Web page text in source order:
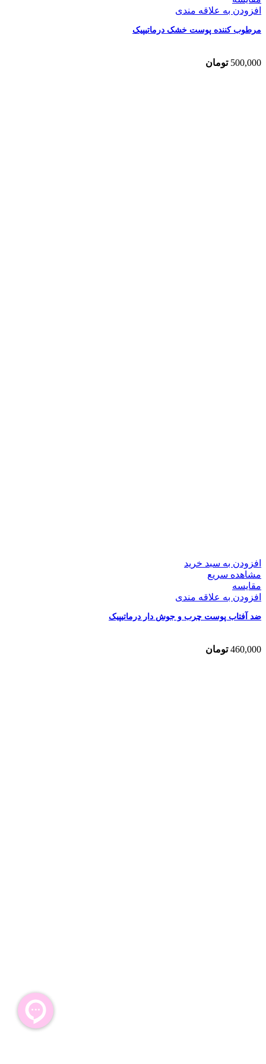
افزودن به علاقه مندی
مرطوب کننده پوست خشک درماتیپیک
500,000 تومان
افزودن به سبد خرید
مشاهده سریع
مقایسه
افزودن به علاقه مندی
ضد آفتاب پوست چرب و جوش دار درماتیپیک
460,000 تومان